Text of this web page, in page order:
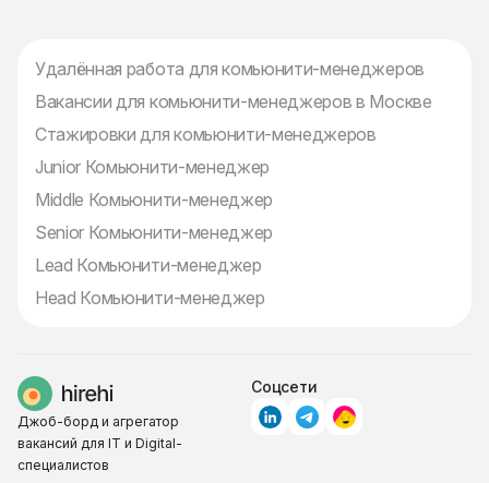
Удалённая работа для комьюнити-менеджеров
Вакансии для комьюнити-менеджеров в Москве
Стажировки для комьюнити-менеджеров
Junior Комьюнити-менеджер
Middle Комьюнити-менеджер
Senior Комьюнити-менеджер
Lead Комьюнити-менеджер
Head Комьюнити-менеджер
Джоб-борд и агрегатор
вакансий для IT и Digital-
специалистов
Соцсети